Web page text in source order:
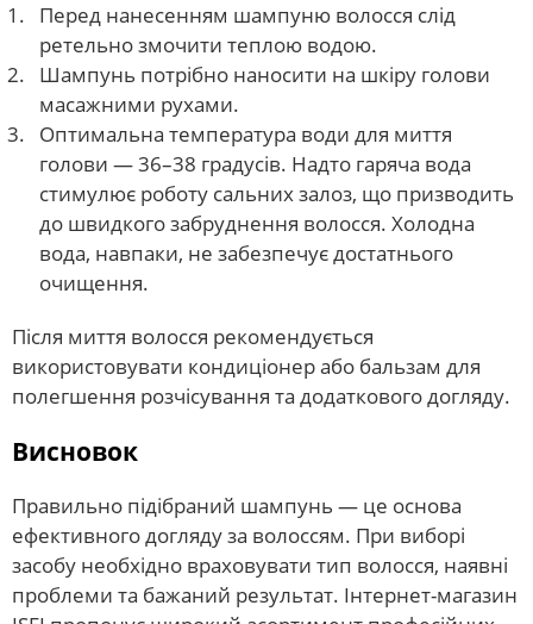
Перед нанесенням шампуню волосся слід
ретельно змочити теплою водою.
Шампунь потрібно наносити на шкіру голови
масажними рухами.
Оптимальна температура води для миття
голови — 36–38 градусів. Надто гаряча вода
стимулює роботу сальних залоз, що призводить
до швидкого забруднення волосся. Холодна
вода, навпаки, не забезпечує достатнього
очищення.
Після миття волосся рекомендується
використовувати кондиціонер або бальзам для
полегшення розчісування та додаткового догляду.
Висновок
Правильно підібраний шампунь — це основа
ефективного догляду за волоссям. При виборі
засобу необхідно враховувати тип волосся, наявні
проблеми та бажаний результат. Інтернет-магазин